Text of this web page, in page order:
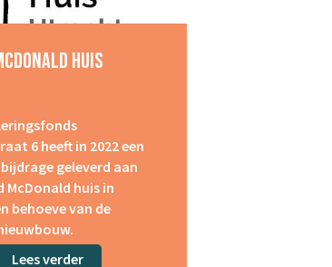
Huis
6 heeft in 2022 een
geleverd aan
McDonald huis in
behoeve van de
Lees verderabout Ronald mcDonald Huis Utrecht